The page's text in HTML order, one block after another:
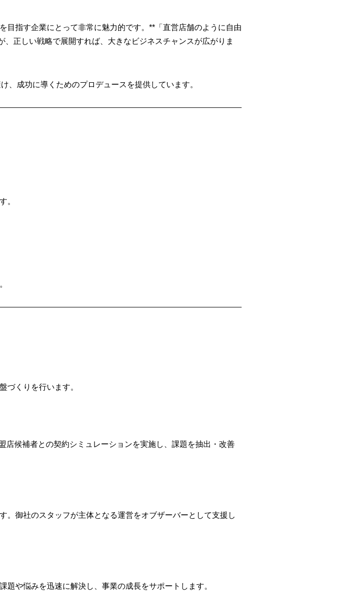
目指す企業にとって非常に魅力的です。**「直営店舗のように自由
正しい戦略で展開すれば、大きなビジネスチャンスが広がりま
、成功に導くためのプロデュースを提供しています。
。
づくりを行います。
候補者との契約シミュレーションを実施し、課題を抽出・改善
。御社のスタッフが主体となる運営をオブザーバーとして支援し
や悩みを迅速に解決し、事業の成長をサポートします。